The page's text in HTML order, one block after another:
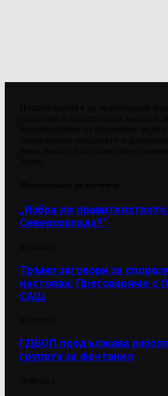
„Избра ли
Северозапада?“
Тръмп заговори за
настоява: Преговаряме с
САЩ
ГДБОП продължава
групата за фентанил